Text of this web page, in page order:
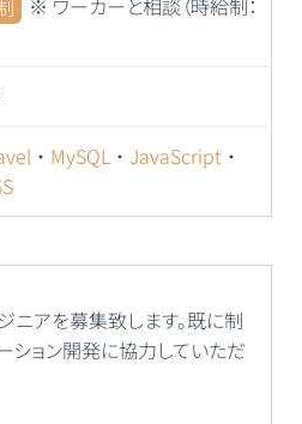
※ ワーカーと相談（時給制：
・ MySQL ・ JavaScript ・
ニアを募集致します。既に制
ション開発に協力していただ